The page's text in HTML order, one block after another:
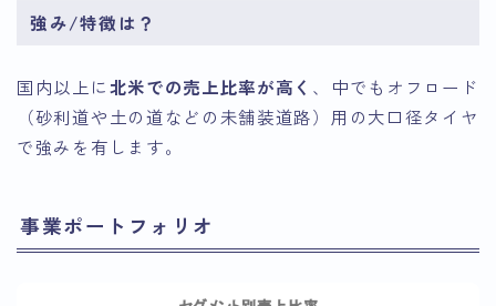
強み/特徴は？
国内以上に北米での売上比率が高く 、中でもオフロード
（砂利道や土の道などの未舗装道路）用の大口径タイヤ
で強みを有します。
事業ポートフォリオ